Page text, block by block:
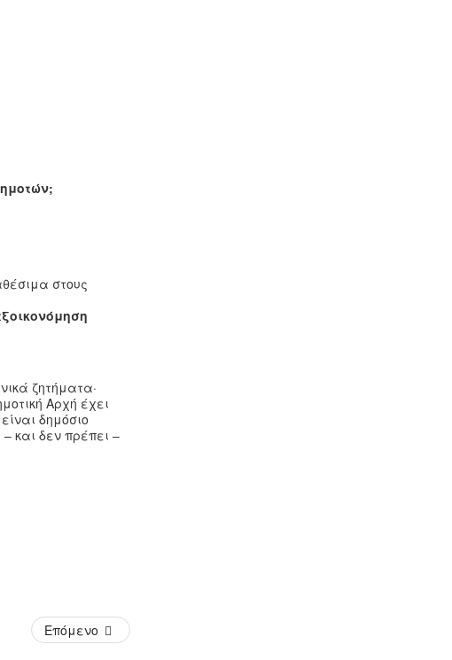
στους
ζητήματα·
Αρχή έχει
δημόσιο
και δεν πρέπει –
Επόμενο